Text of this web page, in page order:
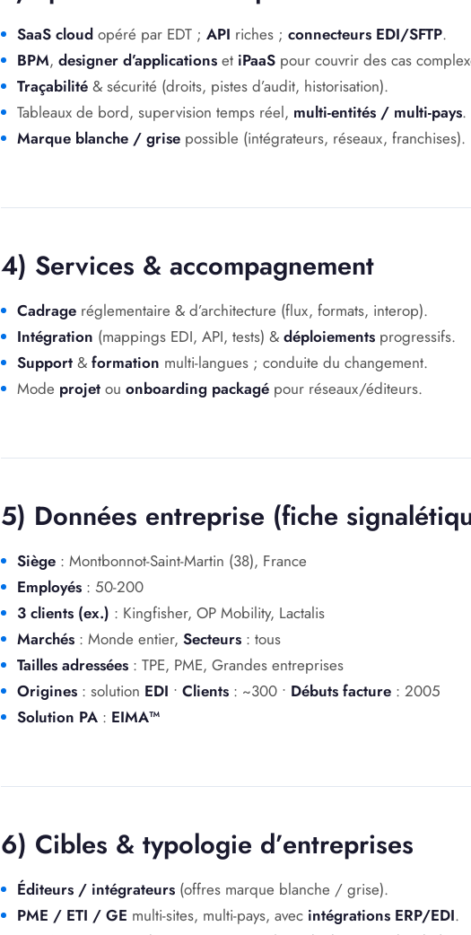
SaaS cloud opéré par EDT ; API riches ; connecteurs EDI/SFTP.
BPM, designer d’applications et iPaaS pour couvrir des cas
Traçabilité & sécurité (droits, pistes d’audit, historisation).
Tableaux de bord, supervision temps réel, multi-entités / multi-pays.
Marque blanche / grise possible (intégrateurs, réseaux, franchises).
4) Services & accompagnement
Cadrage réglementaire & d’architecture (flux, formats, interop).
Intégration (mappings EDI, API, tests) & déploiements progressifs.
Support & formation multi-langues ; conduite du changement.
Mode projet ou onboarding packagé pour réseaux/éditeurs.
5) Données entreprise (fiche
Siège : Montbonnot-Saint-Martin (38), France
Employés : 50-200
3 clients (ex.) : Kingfisher, OP Mobility, Lactalis
Marchés : Monde entier, Secteurs : tous
Tailles adressées : TPE, PME, Grandes entreprises
Origines : solution EDI • Clients : ~300 • Débuts facture : 2005
Solution PA : EIMA™
6) Cibles & typologie d’entreprises
Éditeurs / intégrateurs (offres marque blanche / grise).
PME / ETI / GE multi-sites, multi-pays, avec intégrations ERP/EDI.